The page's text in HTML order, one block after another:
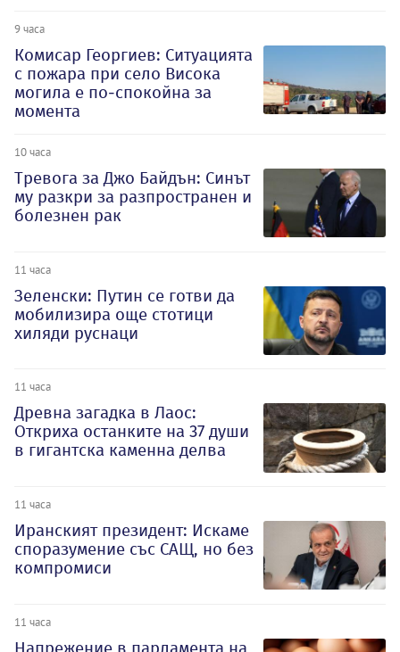
9 часа
Комисар Георгиев: Ситуацията
с пожара при село Висока
могила е по-спокойна за
момента
10 часа
Тревога за Джо Байдън: Синът
му разкри за разпространен и
болезнен рак
11 часа
Зеленски: Путин се готви да
мобилизира още стотици
хиляди руснаци
11 часа
Древна загадка в Лаос:
Откриха останките на 37 души
в гигантска каменна делва
11 часа
Иранският президент: Искаме
споразумение със САЩ, но без
компромиси
11 часа
Напрежение в парламента на